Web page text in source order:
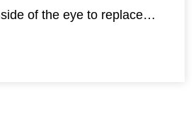
of the eye to replace